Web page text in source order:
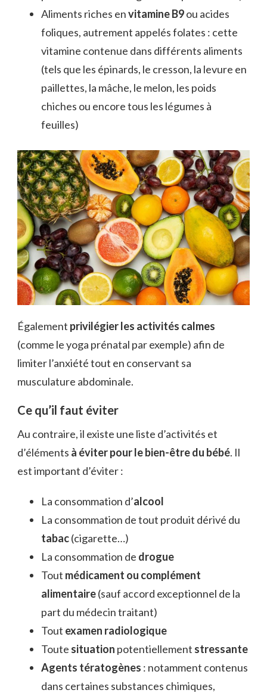
Aliments riches envitamine B9ou acides
foliques, autrement appelés folates : cette
vitamine contenue dans différents aliments
(tels que les épinards, le cresson, la levure en
paillettes, la mâche, le melon, les poids
chiches ou encore tous les légumes à
feuilles)
Également privilégier les activités calmes
(comme le yoga prénatal par exemple) afin de
limiter l’anxiété tout en conservant sa
musculature abdominale.
Ce qu’il faut éviter
Au contraire, il existe une liste d’activités et
d’éléments à éviter pour le bien-être du bébé. Il
est important d’éviter :
La consommation d’alcool
La consommation de tout produit dérivé du
tabac(cigarette…)
La consommation de drogue
Tout médicament ou complément
alimentaire(sauf accord exceptionnel de la
part du médecin traitant)
Tout examen radiologique
Toute situation potentiellement stressante
Agents tératogènes : notamment contenus
dans certaines substances chimiques,